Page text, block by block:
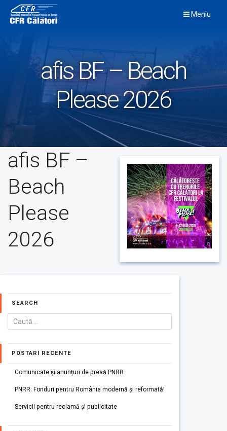
content
Meniu
afis BF – Beach
Please 2026
afis BF –
Beach
Please
2026
SEARCH
POSTARI RECENTE
Comunicate și anunțuri de presă PNRR
PNRR: Fonduri pentru România modernă și reformată!
Servicii pentru reclamă și publicitate